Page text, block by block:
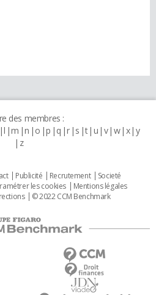
des membres :
l m n o p q r s t u v w x y
z
Publicité Recrutement
Societé
les cookies
Mentions légales
© 2022 CCM Benchmark